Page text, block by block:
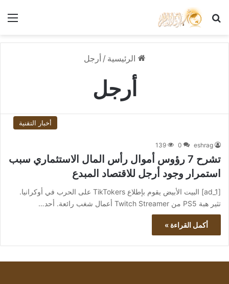
بحث عن
الرئيسية / أرجل
أرجل
أخبار التقنية
eshrag
0
139
تشرح 7 رؤوس أموال رأس المال الاستثماري سبب
استمرار وجود أرجل للاقتصاد المبدع
[ad_1] البيت الأبيض يقوم بإطلاع TikTokers على الحرب في أوكرانيا.
تثير هبة PS5 من Twitch Streamer أعمال شغب رائعة. أحد…
أكمل القراءة »